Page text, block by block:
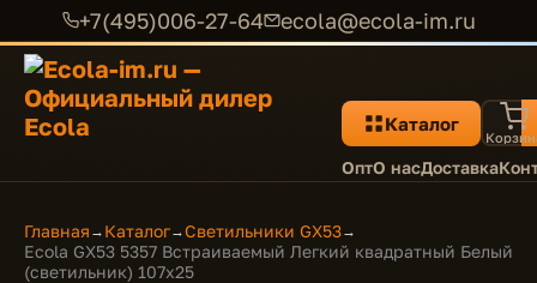
+7(495)006-27-64 ecola@ecola-im.ru
Каталог
ОптО насДоставка
Главная → Каталог→Светильники GX53→
Ecola GX53 5357 Встраиваемый Легкий квадратный Белый
(светильник) 107x25